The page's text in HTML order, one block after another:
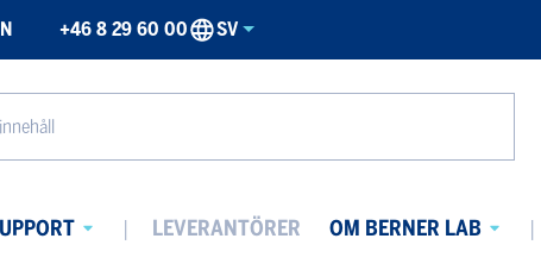
+46 8 29 60 00 SV
LEVERANTÖRER
OM BERNER LAB